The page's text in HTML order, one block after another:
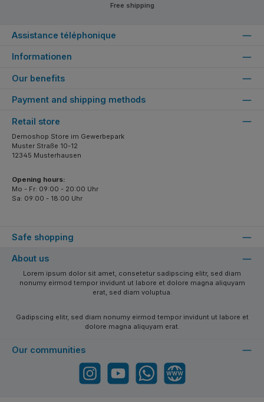
Free shipping
Assistance téléphonique
Informationen
Our benefits
Payment and shipping methods
Safe shopping
Retail store
Demoshop Store im Gewerbepark
Muster Straße 10-12
12345 Musterhausen
Opening hours:
Mo - Fr: 09:00 - 20:00 Uhr
Sa: 09:00 - 18:00 Uhr
About us
Lorem ipsum dolor sit amet, consetetur sadipscing elitr, sed diam
nonumy eirmod tempor invidunt ut labore et dolore magna aliquyam
erat, sed diam voluptua.
Gadipscing elitr, sed diam nonumy eirmod tempor invidunt ut labore et
dolore magna aliquyam erat.
Our communities
Instagram YouTube WhatsApp Website